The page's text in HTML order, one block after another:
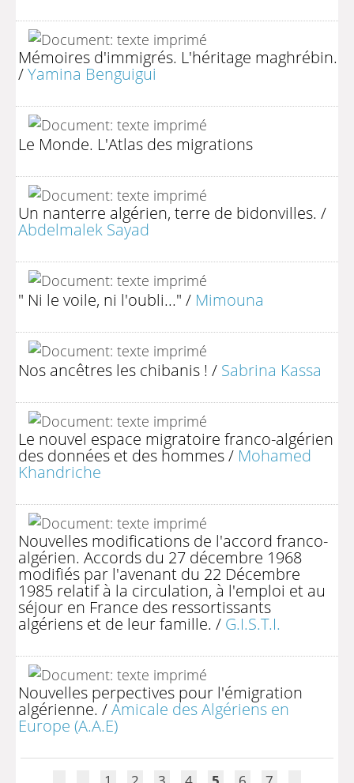
Mémoires d'immigrés. L'héritage maghrébin.
/Yamina Benguigui
Le Monde. L'Atlas des migrations
Un nanterre algérien, terre de bidonvilles. /
Abdelmalek Sayad
" Ni le voile, ni l'oubli..." / Mimouna
Nos ancêtres les chibanis ! / Sabrina Kassa
Le nouvel espace migratoire franco-algérien
des données et des hommes/ Mohamed
Khandriche
Nouvelles modifications de l'accord franco-
algérien. Accords du 27 décembre 1968
modifiés par l'avenant du 22 Décembre
1985 relatif à la circulation, à l'emploi et au
séjour en France des ressortissants
algériens et de leur famille. / G.I.S.T.I.
Nouvelles perpectives pour l'émigration
algérienne. /Amicale des Algériens en
Europe (A.A.E)